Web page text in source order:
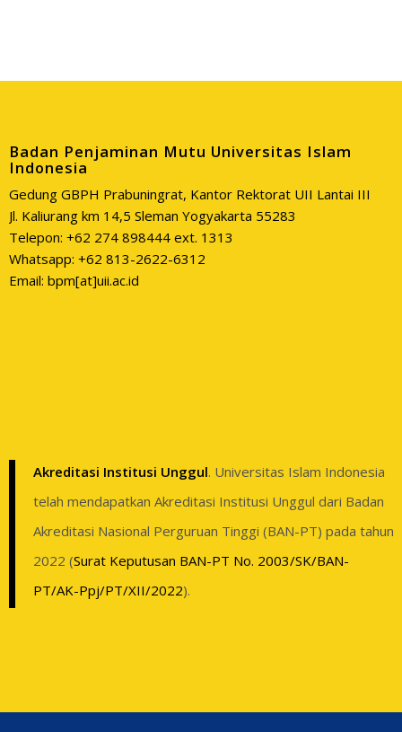
Badan Penjaminan Mutu Universitas Islam
Indonesia
Gedung GBPH Prabuningrat, Kantor Rektorat UII Lantai III
Jl. Kaliurang km 14,5 Sleman Yogyakarta 55283
Telepon: +62 274 898444 ext. 1313
Whatsapp: +62 813-2622-6312
Email: bpm[at]uii.ac.id
Akreditasi Institusi Unggul. Universitas Islam Indonesia
telah mendapatkan Akreditasi Institusi Unggul dari Badan
Akreditasi Nasional Perguruan Tinggi (BAN-PT) pada tahun
2022 (Surat Keputusan BAN-PT No. 2003/SK/BAN-
PT/AK-Ppj/PT/XII/2022).